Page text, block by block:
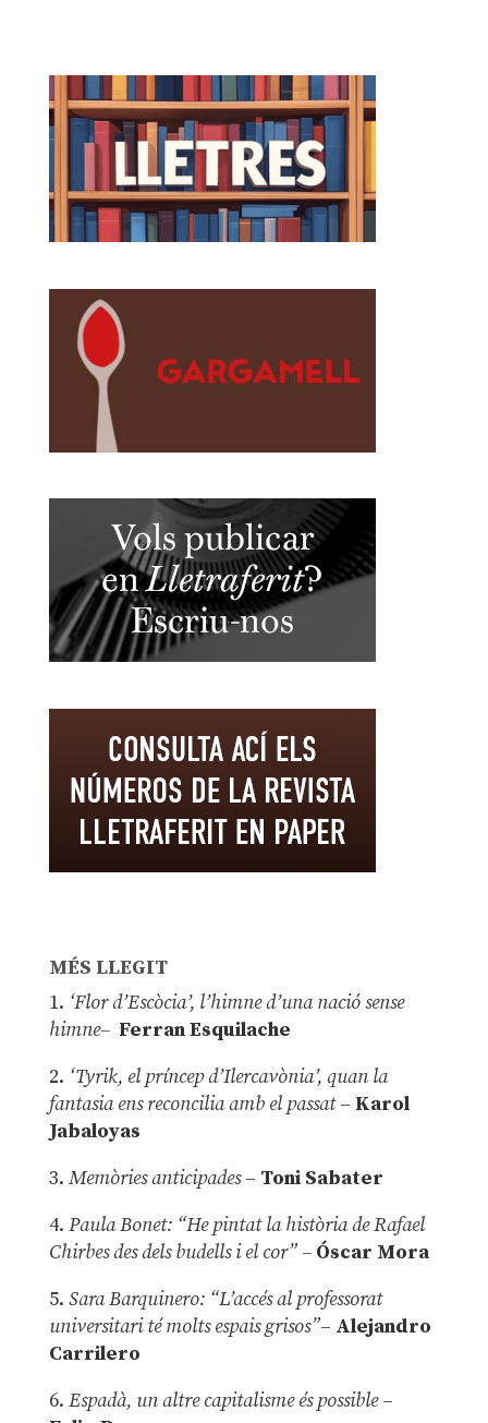
MÉS LLEGIT
1. ‘Flor d’Escòcia’, l’himne d’una nació sense
himne– Ferran Esquilache
2. ‘Tyrik, el príncep d’Ilercavònia’, quan la
fantasia ens reconcilia amb el passat– Karol
Jabaloyas
3. Memòries anticipades– Toni Sabater
4. Paula Bonet: “He pintat la història de Rafael
Chirbes des dels budells i el cor” –Óscar Mora
5. Sara Barquinero: “L’accés al professorat
universitari té molts espais grisos”– Alejandro
Carrilero
6. Espadà, un altre capitalisme és possible –